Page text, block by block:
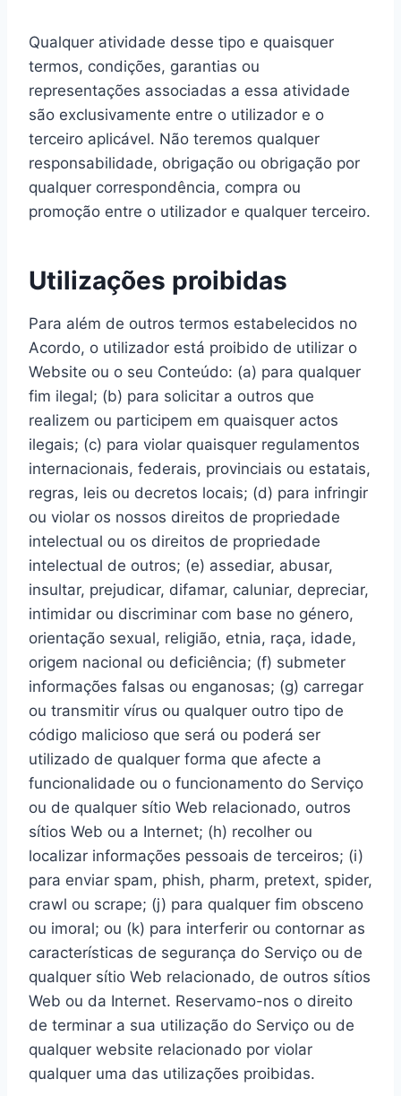
Qualquer atividade desse tipo e quaisquer
termos, condições, garantias ou
representações associadas a essa atividade
são exclusivamente entre o utilizador e o
terceiro aplicável. Não teremos qualquer
responsabilidade, obrigação ou obrigação por
qualquer correspondência, compra ou
promoção entre o utilizador e qualquer terceiro.
Utilizações proibidas
Para além de outros termos estabelecidos no
Acordo, o utilizador está proibido de utilizar o
Website ou o seu Conteúdo: (a) para qualquer
fim ilegal; (b) para solicitar a outros que
realizem ou participem em quaisquer actos
ilegais; (c) para violar quaisquer regulamentos
internacionais, federais, provinciais ou estatais,
regras, leis ou decretos locais; (d) para infringir
ou violar os nossos direitos de propriedade
intelectual ou os direitos de propriedade
intelectual de outros; (e) assediar, abusar,
insultar, prejudicar, difamar, caluniar, depreciar,
intimidar ou discriminar com base no género,
orientação sexual, religião, etnia, raça, idade,
origem nacional ou deficiência; (f) submeter
informações falsas ou enganosas; (g) carregar
ou transmitir vírus ou qualquer outro tipo de
código malicioso que será ou poderá ser
utilizado de qualquer forma que afecte a
funcionalidade ou o funcionamento do Serviço
ou de qualquer sítio Web relacionado, outros
sítios Web ou a Internet; (h) recolher ou
localizar informações pessoais de terceiros; (i)
para enviar spam, phish, pharm, pretext, spider,
crawl ou scrape; (j) para qualquer fim obsceno
ou imoral; ou (k) para interferir ou contornar as
características de segurança do Serviço ou de
qualquer sítio Web relacionado, de outros sítios
Web ou da Internet. Reservamo-nos o direito
de terminar a sua utilização do Serviço ou de
qualquer website relacionado por violar
qualquer uma das utilizações proibidas.